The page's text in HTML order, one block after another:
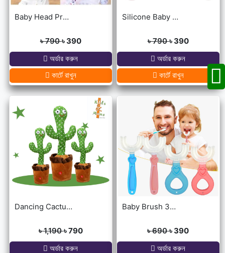
Baby Head Protector Cap Child Walking Safety
৳ 790৳ 390
অর্ডার করুন
কার্টে রাখুন
Silicone Baby Bibs
৳ 790৳ 390
অর্ডার করুন
কার্টে রাখুন
Dancing Cactus For Kids
৳ 1,190৳ 790
অর্ডার করুন
Baby Brush 360° Kids U-Shaped Toothbrush
৳ 690৳ 390
অর্ডার করুন